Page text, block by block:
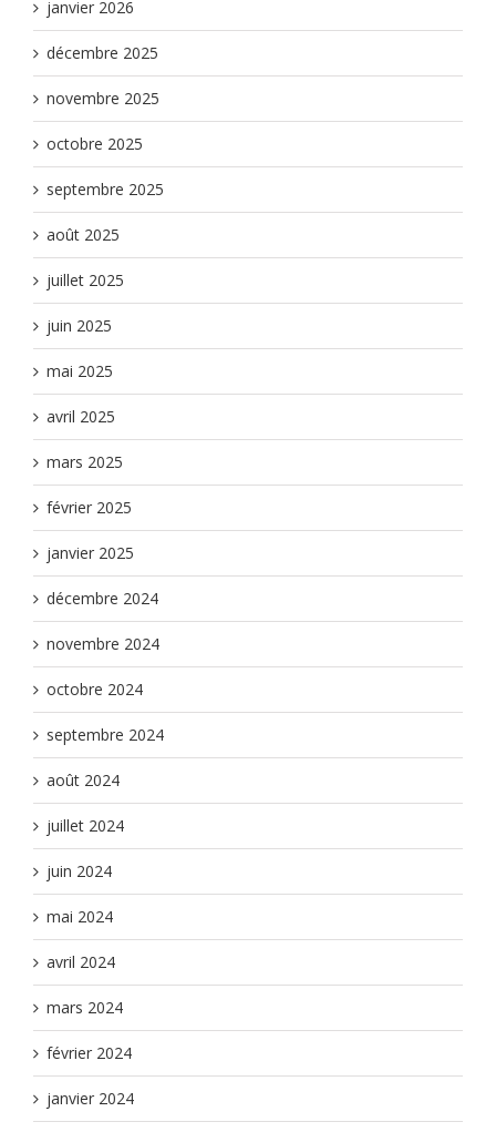
janvier 2026
décembre 2025
novembre 2025
octobre 2025
septembre 2025
août 2025
juillet 2025
juin 2025
mai 2025
avril 2025
mars 2025
février 2025
janvier 2025
décembre 2024
novembre 2024
octobre 2024
septembre 2024
août 2024
juillet 2024
juin 2024
mai 2024
avril 2024
mars 2024
février 2024
janvier 2024